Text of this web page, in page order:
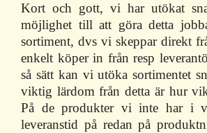
Kort och gott, vi har utökat
möjlighet till att göra detta
sortiment, dvs vi skeppar direkt
enkelt köper in från resp
så sätt kan vi utöka sortimentet
viktig lärdom från detta är hur
På de produkter vi inte har i
leveranstid på redan på